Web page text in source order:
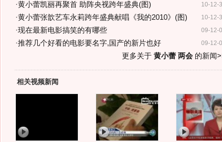
10-12-
·黄小蕾凯丽再聚首 助阵央视跨年盛典(图)
10-12-
·黄小蕾张歆艺车永莉跨年盛典献唱《我的2010》(图)
09-12-
·现在最新电影搞笑的有哪些
09-12-
·推荐几个好看的电影要名字,国产的新片也好
更多关于 黄小蕾 两会的新闻
相关视频新闻